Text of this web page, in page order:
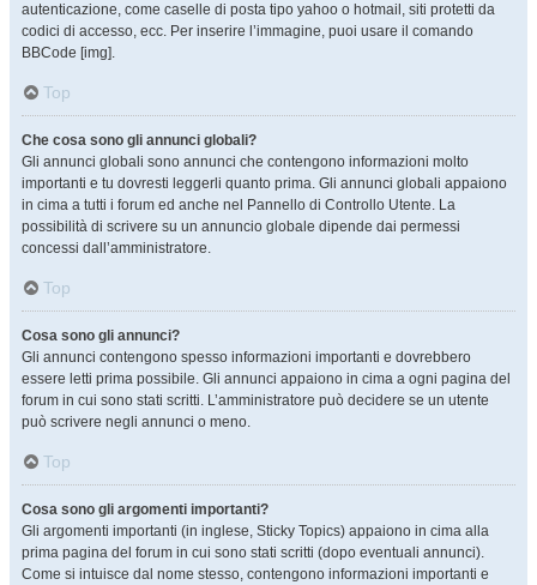
autenticazione, come caselle di posta tipo yahoo o hotmail, siti protetti da
codici di accesso, ecc. Per inserire l’immagine, puoi usare il comando
BBCode [img].
Top
Che cosa sono gli annunci globali?
Gli annunci globali sono annunci che contengono informazioni molto
importanti e tu dovresti leggerli quanto prima. Gli annunci globali appaiono
in cima a tutti i forum ed anche nel Pannello di Controllo Utente. La
possibilità di scrivere su un annuncio globale dipende dai permessi
concessi dall’amministratore.
Top
Cosa sono gli annunci?
Gli annunci contengono spesso informazioni importanti e dovrebbero
essere letti prima possibile. Gli annunci appaiono in cima a ogni pagina del
forum in cui sono stati scritti. L’amministratore può decidere se un utente
può scrivere negli annunci o meno.
Top
Cosa sono gli argomenti importanti?
Gli argomenti importanti (in inglese, Sticky Topics) appaiono in cima alla
prima pagina del forum in cui sono stati scritti (dopo eventuali annunci).
Come si intuisce dal nome stesso, contengono informazioni importanti e